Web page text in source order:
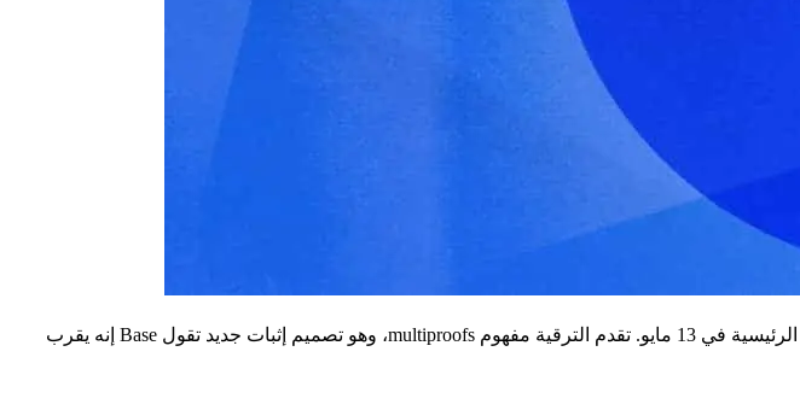
أطلقت Base شبكة آزول على شبكة الاختبار، وهي أول ترقية مستقلة لشبكتها، مع استهداف تفعيل الشبكة الرئيسية في 13 مايو. تقدم الترقية مفهوم multiproofs، وهو تصميم إثبات جديد تقول Base إنه يقرب